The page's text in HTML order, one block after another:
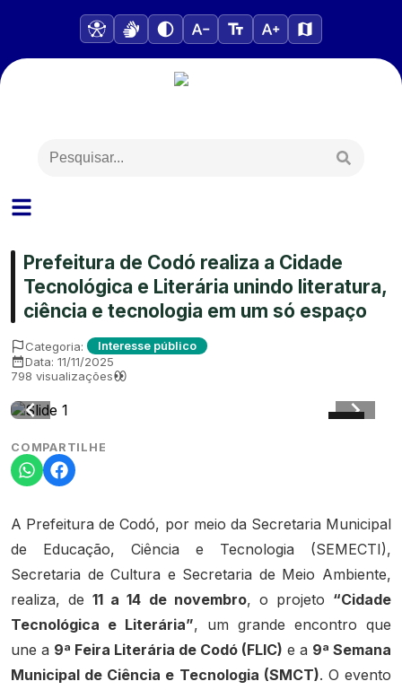
Prefeitura de Codó realiza a Cidade
Tecnológica e Literária unindo literatura,
ciência e tecnologia em um só espaço
Categoria: Interesse público
Data: 11/11/2025
798 visualizações
COMPARTILHE
A Prefeitura de Codó, por meio da Secretaria Municipal
de Educação, Ciência e Tecnologia (SEMECTI),
Secretaria de Cultura e Secretaria de Meio Ambiente,
realiza, de11 a 14 de novembro, o projeto “Cidade
Tecnológica e Literária”, um grande encontro que
une a 9ª Feira Literária de Codó (FLIC) e a 9ª Semana
Municipal de Ciência e Tecnologia (SMCT). O evento